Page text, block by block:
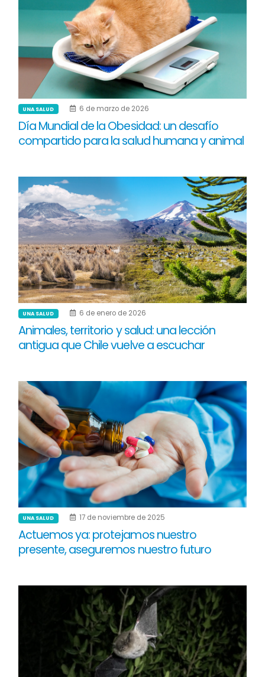
UNA SALUD 6 de marzo de 2026
Día Mundial de la Obesidad: un desafío
compartido para la salud humana y animal
UNA SALUD 6 de enero de 2026
Animales, territorio y salud: una lección
antigua que Chile vuelve a escuchar
UNA SALUD 17 de noviembre de 2025
Actuemos ya: protejamos nuestro
presente, aseguremos nuestro futuro